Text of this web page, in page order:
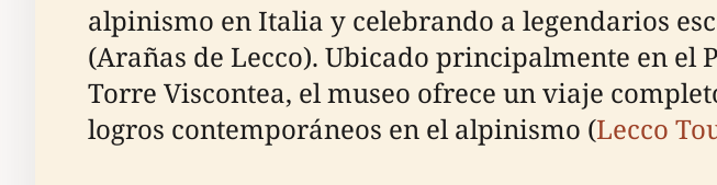
alpinismo en Italia y celebrando a legendarios
(Arañas de Lecco). Ubicado principalmente en el
Torre Viscontea, el museo ofrece un viaje
logros contemporáneos en el alpinismo (Lecco